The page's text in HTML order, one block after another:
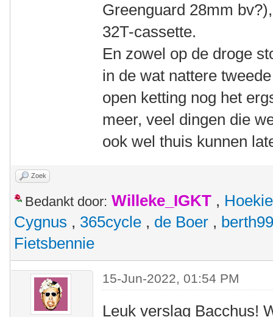
Greenguard 28mm
32T-cassette.
En zowel op de droge
in de wat nattere
open ketting nog het
meer, veel dingen die
ook wel thuis kunnen
Zoek
Bedankt door: Willeke_IGKT , Hoekie
Cygnus , 365cycle , de Boer ,
Fietsbennie
15-Jun-2022, 01:54 PM
Leuk verslag Bacchus!